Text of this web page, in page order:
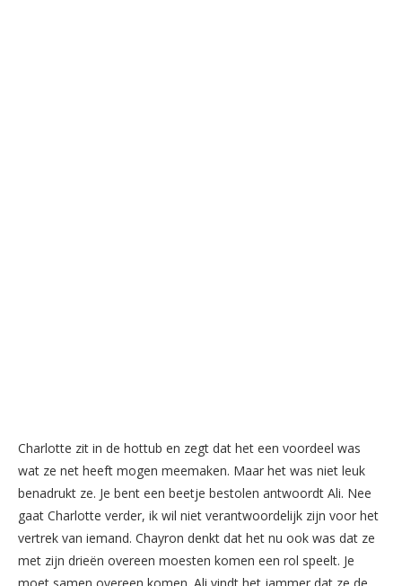
Charlotte zit in de hottub en zegt dat het een voordeel was
wat ze net heeft mogen meemaken. Maar het was niet leuk
benadrukt ze. Je bent een beetje bestolen antwoordt Ali. Nee
gaat Charlotte verder, ik wil niet verantwoordelijk zijn voor het
vertrek van iemand. Chayron denkt dat het nu ook was dat ze
met zijn drieën overeen moesten komen een rol speelt. Je